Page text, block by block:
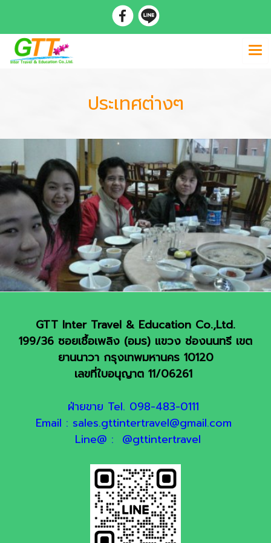
ประเทศต่างๆ
GTT Inter Travel & Education Co.,Ltd.
199/36 ซอยเชื้อเพลิง (อมร) แขวง ช่องนนทรี เขต
ยานนาวา กรุงเทพมหานคร 10120
เลขที่ใบอนุญาต 11/06261
ฝ่ายขาย Tel. 098-483-0111
Email : sales.gttintertravel@gmail.com
Line@ : @gttintertravel